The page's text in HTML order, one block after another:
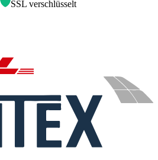
SSL verschlüsselt